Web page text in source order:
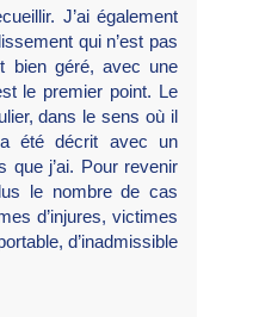
J’ai également
qui n’est pas
bien géré, avec une
le premier point. Le
dans le sens où il
a été décrit avec un
que j’ai. Pour revenir
le nombre de cas
d’injures, victimes
d’inadmissible